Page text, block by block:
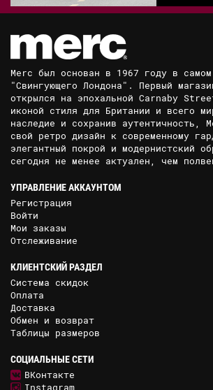
Merc был основан в 1967 году в
"Свингующего Лондона". Первый
открылся на эпохальной Carnaby
иконой стиля для Британии и всего
наследие и сохранив аутентичность,
свой ретро дизайн к современному
элегантный покрой и модернистский
сегодня не менее актуален, чем
УПРАВЛЕНИЕ АККАУНТОМ
Регистрация
Войти
Мои заказы
Отслеживание
КЛИЕНТСКИЙ РАЗДЕЛ
Система скидок
Оплата
Доставка
Обмен и возврат
Таблицы размеров
СОЦИАЛЬНЫЕ СЕТИ
ВКонтакте
Instagram